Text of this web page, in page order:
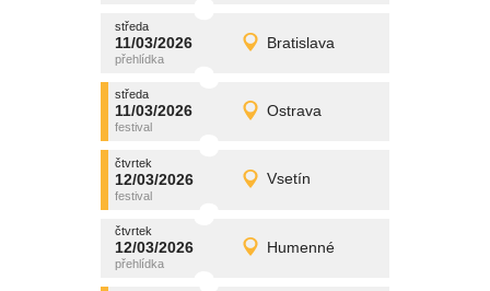
středa
11/03/2026 Bratislava
středa
11/03/2026 Detail
promítání
středa
11/03/2026 Ostrava
středa
11/03/2026 Detail
promítání
čtvrtek
12/03/2026 Vsetín
čtvrtek
12/03/2026 Detail
promítání
čtvrtek
12/03/2026 Humenné
čtvrtek
12/03/2026 Detail
promítání